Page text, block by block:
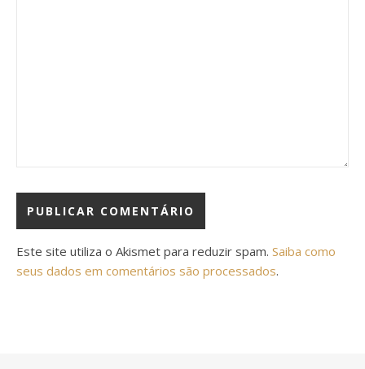
Este site utiliza o Akismet para reduzir spam. Saiba como
seus dados em comentários são processados.